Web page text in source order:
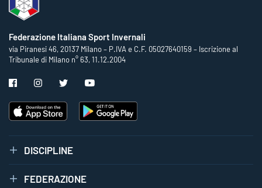
Federazione Italiana Sport Invernali
via Piranesi 46, 20137 Milano – P.IVA e C.F. 05027640159 – Iscrizione al
Tribunale di Milano n° 63, 11.12.2004
DISCIPLINE
FEDERAZIONE